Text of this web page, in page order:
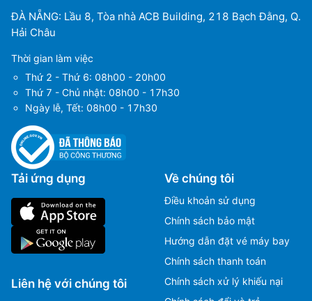
ĐÀ NẴNG: Lầu 8, Tòa nhà ACB Building, 218 Bạch Đằng, Q.
Hải Châu
Thời gian làm việc
Thứ 2 - Thứ 6: 08h00 - 20h00
Thứ 7 - Chủ nhật: 08h00 - 17h30
Ngày lễ, Tết: 08h00 - 17h30
Tải ứng dụng
Liên hệ với chúng tôi
Về chúng tôi
Điều khoản sử dụng
Chính sách bảo mật
Hướng dẫn đặt vé máy bay
Chính sách thanh toán
Chính sách xử lý khiếu nại